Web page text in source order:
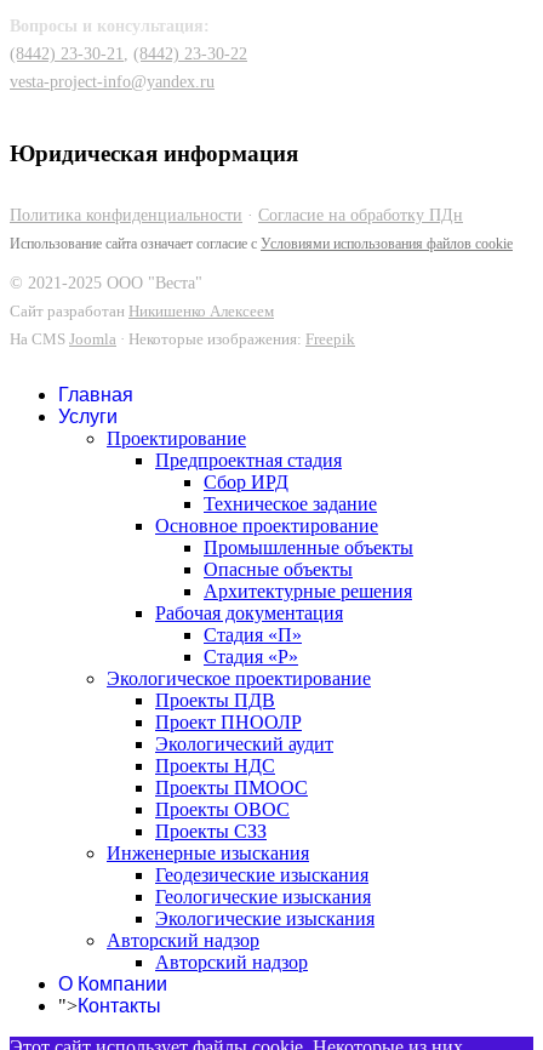
Вопросы и консультация:
(8442) 23-30-21
(8442) 23-30-22
vesta-project-info@yandex.ru
Юридическая информация
Политика конфиденциальности · Согласие на обработку ПДн
Использование сайта означает согласие с Условиями использования файлов cookie
© 2021-2025 ООО "Веста"
Сайт разработан Никишенко Алексеем
На CMS Joomla · Некоторые изображения: Freepik
Главная
Услуги
Проектирование
Предпроектная стадия
Сбор ИРД
Техническое задание
Основное проектирование
Промышленные объекты
Опасные объекты
Архитектурные решения
Рабочая документация
Стадия «П»
Стадия «Р»
Экологическое проектирование
Проекты ПДВ
Проект ПНООЛР
Экологический аудит
Проекты НДС
Проекты ПМООС
Проекты ОВОС
Проекты СЗЗ
Инженерные изыскания
Геодезические изыскания
Геологические изыскания
Экологические изыскания
Авторский надзор
Авторский надзор
О Компании
">Контакты